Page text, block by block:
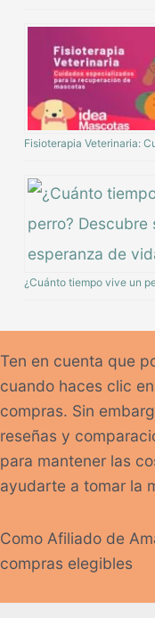
Fisioterapia Veterinaria:
¿Cuánto tiempo vive un
Ten en cuenta que
cuando haces clic
compras. Sin
reseñas y
para mantener las
ayudarte a tomar la
Como Afiliado de
compras elegibles